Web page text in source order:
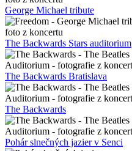
George Michael tribute
The Backwards Stars auditorium
The Backwards Bratislava
The Backwards
Pohár slnečných jazier v Senci